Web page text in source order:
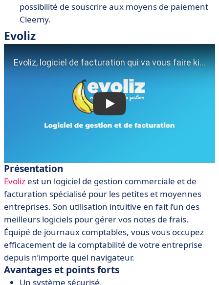
possibilité de souscrire aux moyens de paiement
Cleemy.
Evoliz
Présentation
Evoliz est un logiciel de gestion commerciale et de
facturation spécialisé pour les petites et moyennes
entreprises. Son utilisation intuitive en fait l’un des
meilleurs logiciels pour gérer vos notes de frais.
Équipé de journaux comptables, vous vous occupez
efficacement de la comptabilité de votre entreprise
depuis n’importe quel navigateur.
Avantages et points forts
Un système sécurisé,